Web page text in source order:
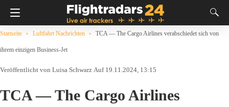
Startseite Luftfahrt Nachrichten TCA — The Cargo Airlines verabschiedet sich von
ihrem einzigen Business-Jet
Luisa Schwarz Auf 19.11.2024, 13:15
TCA — The Cargo Airlines